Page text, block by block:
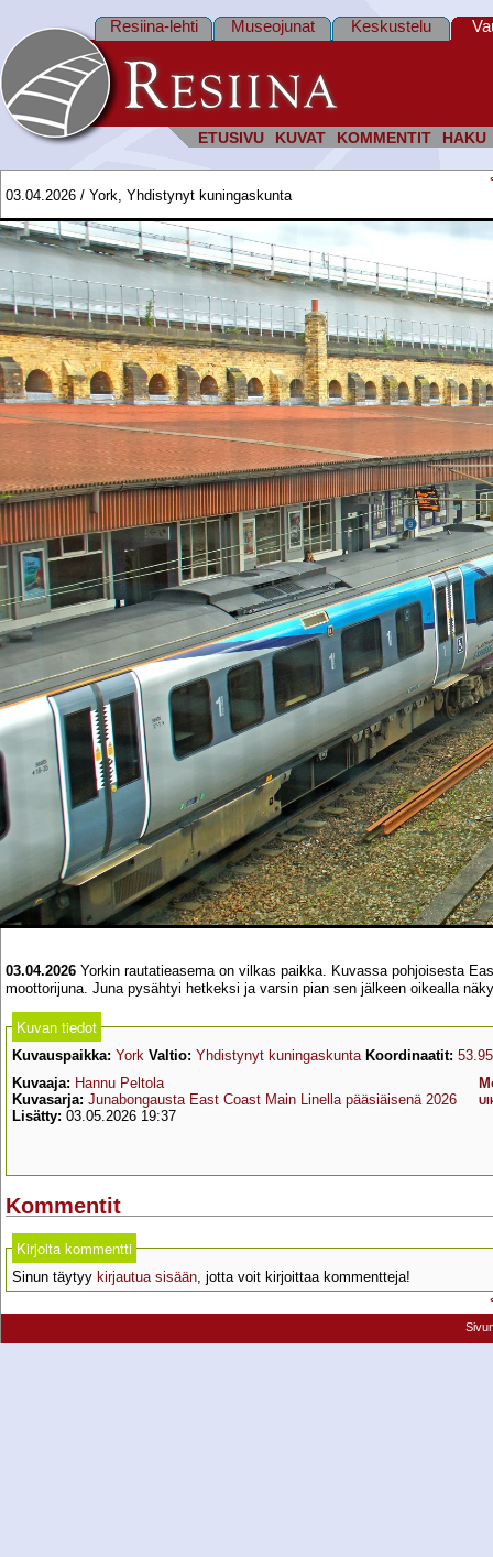
ETUSIVU KUVAT KOMMENTIT HAKU
Resiina-lehti Museojunat Keskustelu
03.04.2026 / York, Yhdistynyt kuningaskunta
03.04.2026 Yorkin rautatieasema on vilkas paikka. Kuvassa pohjoisesta
moottorijuna. Juna pysähtyi hetkeksi ja varsin pian sen jälkeen oikealla
Kuvan tiedot
Kuvauspaikka: York Valtio: Yhdistynyt kuningaskunta Koordinaatit:
Kuvaaja: Hannu Peltola
Kuvasarja: Junabongausta East Coast Main Linella pääsiäisenä 2026
Lisätty: 03.05.2026 19:37
Kommentit
Kirjoita kommentti
Sinun täytyy kirjautua sisään, jotta voit kirjoittaa kommentteja!